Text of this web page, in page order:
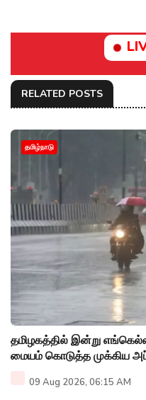
RELATED POSTS
தமிழ்நாடு
தமிழகத்தில் இன்று
மையம் கொடுத்த முக்கிய
09 Aug 2026, 06:15 AM